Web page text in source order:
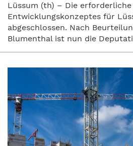
Lüssum (th) – Die
Entwicklungskonzeptes für
abgeschlossen. Nach
Blumenthal ist nun die